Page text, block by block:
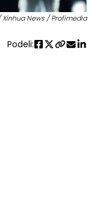
Xinhua News / Profimedia
Podeli: